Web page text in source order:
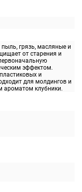
грязь, масляные и
от старения и
эффектом.
и
для молдингов и
ароматом клубники.